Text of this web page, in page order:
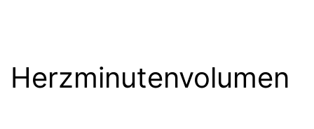
Herzminutenvolumen